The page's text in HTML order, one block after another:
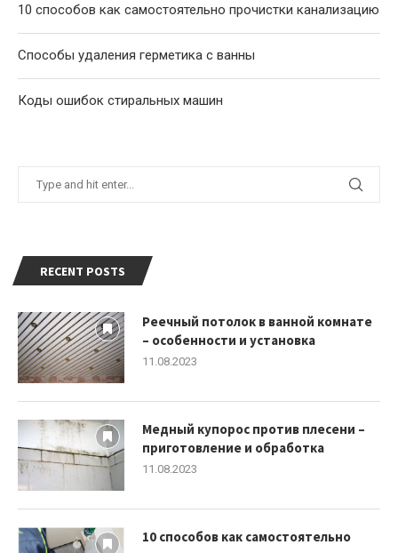
10 способов как самостоятельно прочистки канализацию
Способы удаления герметика с ванны
Коды ошибок стиральных машин
RECENT POSTS
Реечный потолок в ванной комнате
– особенности и установка
11.08.2023
Медный купорос против плесени –
приготовление и обработка
11.08.2023
10 способов как самостоятельно